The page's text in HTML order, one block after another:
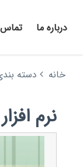
درباره ما تماس
خانه دسته
نرم